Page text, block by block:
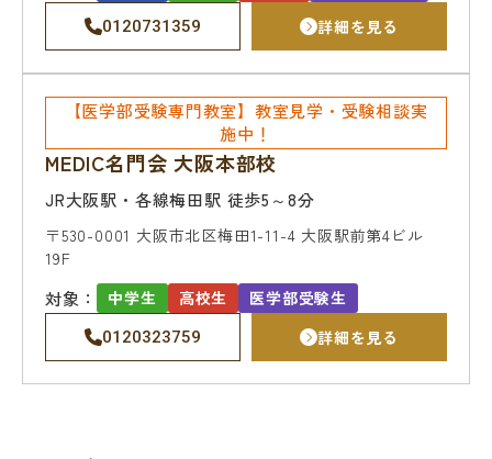
0120731359 詳細を見る
【医学部受験専門教室】教室見学・受験相談実
施中！
MEDIC名門会 大阪本部校
JR大阪駅・各線梅田駅 徒歩5～8分
〒530-0001 大阪市北区梅田1-11-4 大阪駅前第4ビル
19F
対象： 中学生 高校生 医学部受験生
0120323759 詳細を見る